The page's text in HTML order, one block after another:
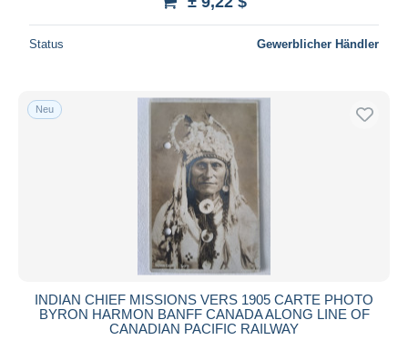
Status Gewerblicher Händler
Neu
INDIAN CHIEF MISSIONS VERS 1905 CARTE PHOTO
BYRON HARMON BANFF CANADA ALONG LINE OF
CANADIAN PACIFIC RAILWAY